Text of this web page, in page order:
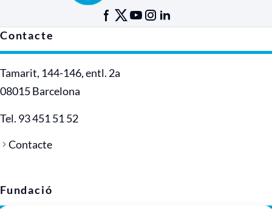
Contacte
Tamarit, 144-146, entl. 2a
08015 Barcelona
Tel. 93 451 51 52
Contacte
Fundació